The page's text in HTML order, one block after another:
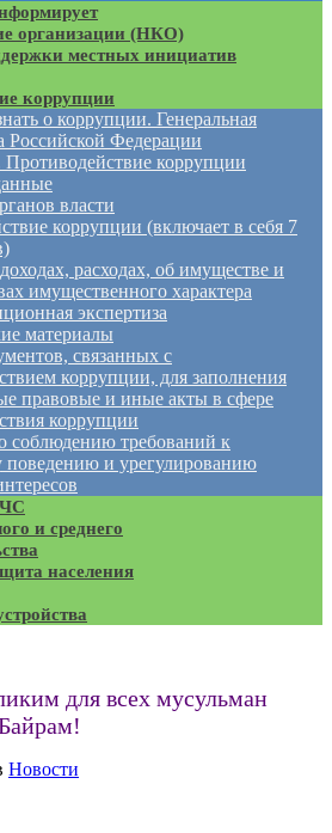
организации (НКО)
местных инициатив
коррупции
о коррупции. Генеральная
Российской Федерации
коррупции
власти
коррупции (включает в себя 7
расходах, об имуществе и
имущественного характера
экспертиза
материалы
связанных с
коррупции, для заполнения
правовые и иные акты в сфере
коррупции
соблюдению требований к
поведению и урегулированию
и среднего
населения
для всех мусульман
Новости